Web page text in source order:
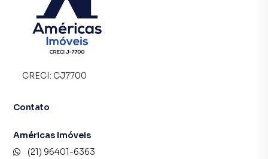
CRECI: CJ7700
Contato
Américas Imóveis
(21) 96401-6363